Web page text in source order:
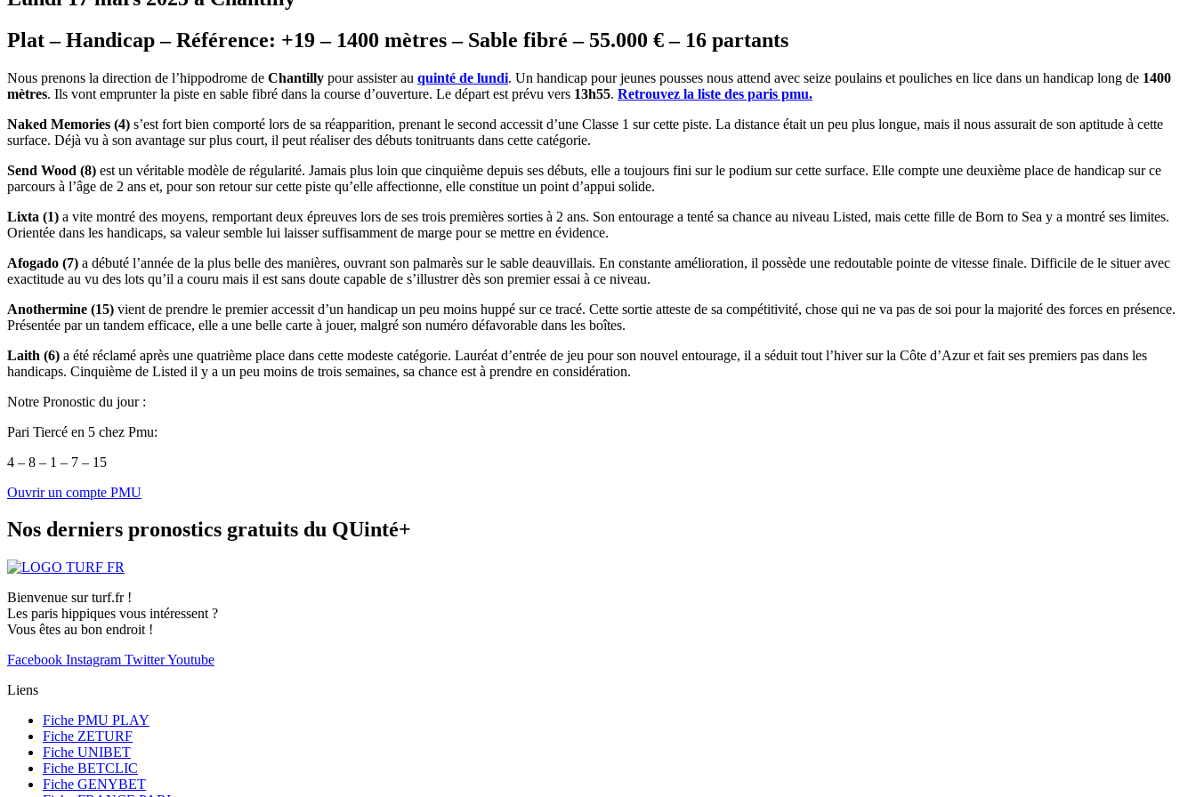
Plat – Handicap – Référence: +19 – 1400 mètres – Sable fibré – 55.000 € – 16 partants
Nous prenons la direction de l’hippodrome de Chantilly pour assister au quinté de lundi. Un handicap pour jeunes pousses nous attend avec seize poulains et pouliches en lice dans un handicap long de 1400
mètres. Ils vont emprunter la piste en sable fibré dans la course d’ouverture. Le départ est prévu vers 13h55. Retrouvez la liste des paris pmu.
Naked Memories (4) s’est fort bien comporté lors de sa réapparition, prenant le second accessit d’une Classe 1 sur cette piste. La distance était un peu plus longue, mais il nous assurait de son aptitude à cette
surface. Déjà vu à son avantage sur plus court, il peut réaliser des débuts tonitruants dans cette catégorie.
Send Wood (8) est un véritable modèle de régularité. Jamais plus loin que cinquième depuis ses débuts, elle a toujours fini sur le podium sur cette surface. Elle compte une deuxième place de handicap sur ce
parcours à l’âge de 2 ans et, pour son retour sur cette piste qu’elle affectionne, elle constitue un point d’appui solide.
Lixta (1) a vite montré des moyens, remportant deux épreuves lors de ses trois premières sorties à 2 ans. Son entourage a tenté sa chance au niveau Listed, mais cette fille de Born to Sea y a montré ses limites.
Orientée dans les handicaps, sa valeur semble lui laisser suffisamment de marge pour se mettre en évidence.
Afogado (7) a débuté l’année de la plus belle des manières, ouvrant son palmarès sur le sable deauvillais. En constante amélioration, il possède une redoutable pointe de vitesse finale. Difficile de le situer avec
exactitude au vu des lots qu’il a couru mais il est sans doute capable de s’illustrer dès son premier essai à ce niveau.
Anothermine (15) vient de prendre le premier accessit d’un handicap un peu moins huppé sur ce tracé. Cette sortie atteste de sa compétitivité, chose qui ne va pas de soi pour la majorité des forces en présence.
Présentée par un tandem efficace, elle a une belle carte à jouer, malgré son numéro défavorable dans les boîtes.
Laith (6) a été réclamé après une quatrième place dans cette modeste catégorie. Lauréat d’entrée de jeu pour son nouvel entourage, il a séduit tout l’hiver sur la Côte d’Azur et fait ses premiers pas dans les
handicaps. Cinquième de Listed il y a un peu moins de trois semaines, sa chance est à prendre en considération.
Notre Pronostic du jour :
Pari Tiercé en 5 chez Pmu:
4 – 8 – 1 – 7 – 15
Ouvrir un compte PMU
Nos derniers pronostics gratuits du QUinté+
Bienvenue sur turf.fr !
Les paris hippiques vous intéressent ?
Vous êtes au bon endroit !
Facebook Instagram TwitterYoutube
Liens
Fiche PMU PLAY
Fiche ZETURF
Fiche UNIBET
Fiche BETCLIC
Fiche GENYBET